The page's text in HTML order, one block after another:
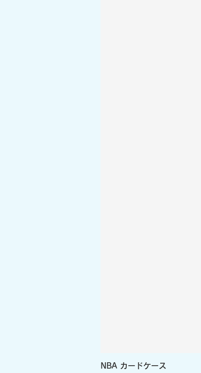
NBA カードケース